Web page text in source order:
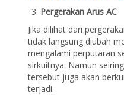
Pergerakan Arus AC
Jika dilihat dari
tidak langsung diubah
mengalami perputaran
sirkuitnya. Namun
tersebut juga akan
terjadi.